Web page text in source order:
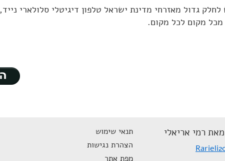
המאה ה 21, יש לחלק גדול מאזרחי מדינת ישראל טלפון דיגיטלי סלולארי נייד,
מקום לכל מקום.
רמי אריאלי
תנאי שימוש
הצהרת נגישות
מפת אתר